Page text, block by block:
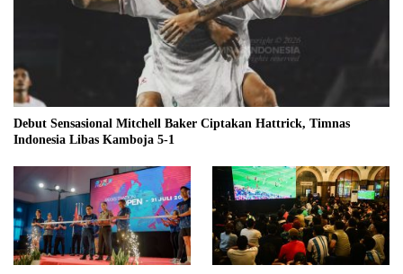
Debut Sensasional Mitchell Baker Ciptakan Hattrick, Timnas
Indonesia Libas Kamboja 5-1